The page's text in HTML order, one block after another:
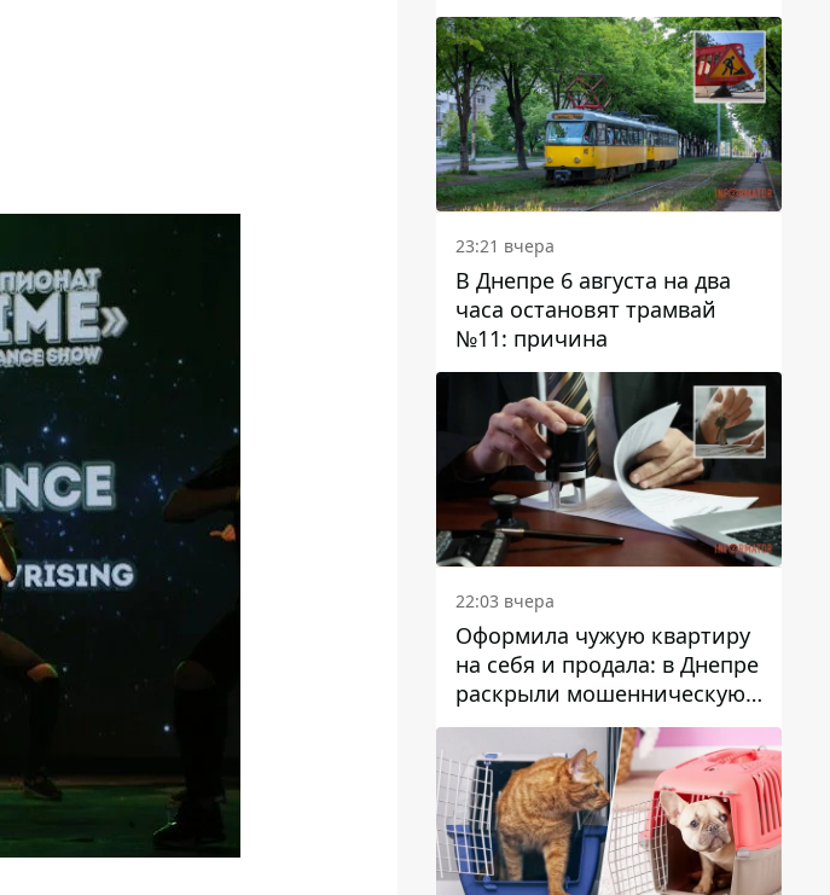
23:21 вчера
В Днепре 6 августа на два
часа остановят трамвай
№11: причина
22:03 вчера
Оформила чужую квартиру
на себя и продала: в Днепре
раскрыли мошенническую
схему с недвижимостью